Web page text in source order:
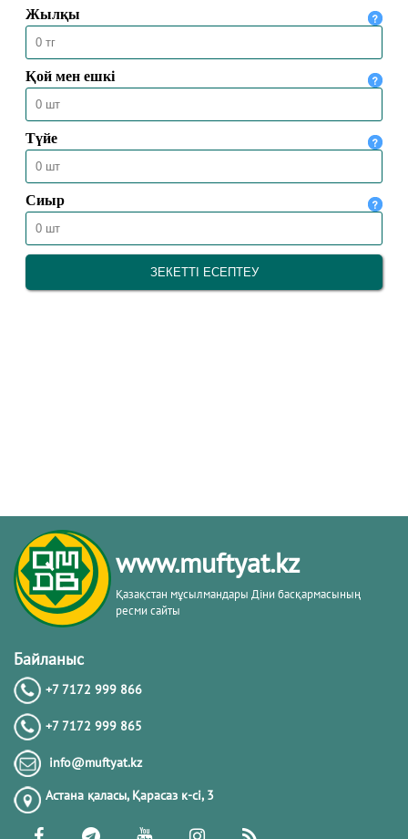
www.muftyat.kz
Қазақстан мұсылмандары Діни басқармасының
ресми сайты
Байланыс
+7 7172 999 866
+7 7172 999 865
info@muftyat.kz
Астана қаласы, Қарасаз к-сi, 3